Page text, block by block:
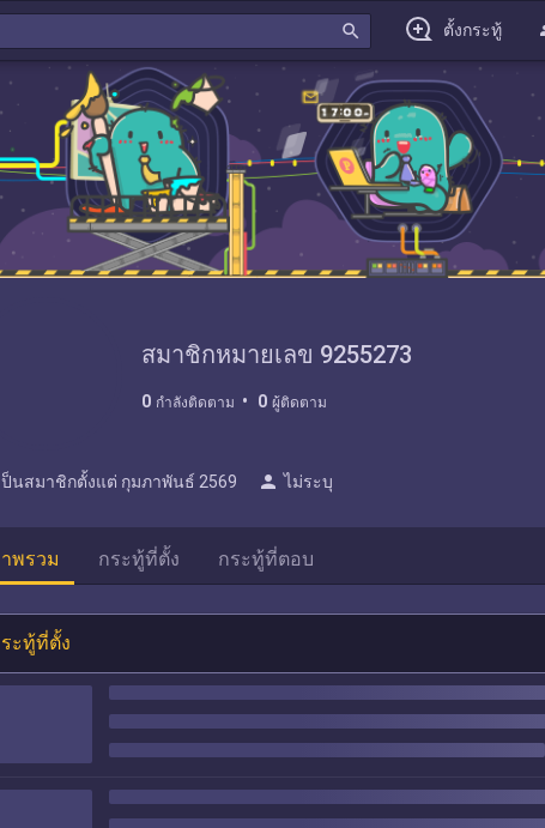
search ตั้งกระทู้
สมาชิกหมายเลข 9255273
0 กำลังติดตาม 0 ผู้ติดตาม
ป็นสมาชิกตั้งแต่ กุมภาพันธ์ 2569 person ไม่ระบุ
พรวม กระทู้ที่ตั้ง กระทู้ที่ตอบ
ะทู้ที่ตั้ง